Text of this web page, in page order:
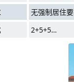
无强制居住
2+5+5…